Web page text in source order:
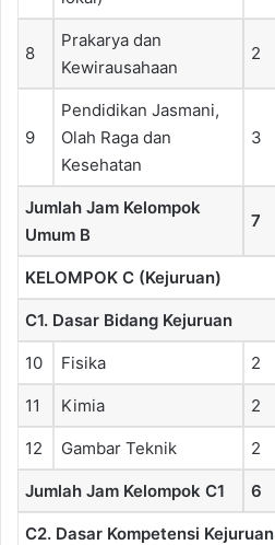
8
Prakarya dan
Kewirausahaan
2
9
Pendidikan Jasmani,
Olah Raga dan
Kesehatan
3
Jumlah Jam Kelompok
Umum B
7
KELOMPOK C (Kejuruan)
C1. Dasar Bidang Kejuruan
10 Fisika 2
11 Kimia 2
12 Gambar Teknik 2
Jumlah Jam Kelompok C1 6
C2. Dasar Kompetensi Kejuruan